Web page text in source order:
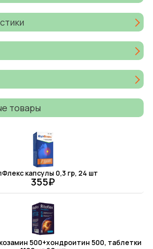
товары
капсулы 0,3 гр, 24 шт
355₽